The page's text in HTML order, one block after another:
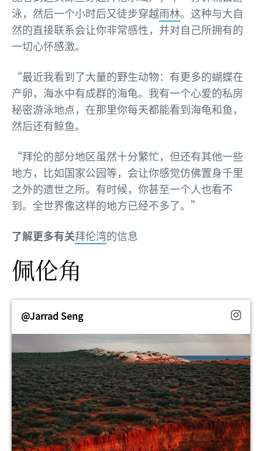
泳，然后一个小时后又徒步穿越雨林。这种与大自
然的直接联系会让你非常感性，并对自己所拥有的
一切心怀感激。
“最近我看到了大量的野生动物：有更多的蝴蝶在
产卵，海水中有成群的海龟。我有一个心爱的私房
秘密游泳地点，在那里你每天都能看到海龟和鱼，
然后还有鲸鱼。
“拜伦的部分地区虽然十分繁忙，但还有其他一些
地方，比如国家公园等，会让你感觉仿佛置身千里
之外的遗世之所。有时候，你甚至一个人也看不
到。全世界像这样的地方已经不多了。”
了解更多有关拜伦湾的信息
佩伦角
@Jarrad Seng